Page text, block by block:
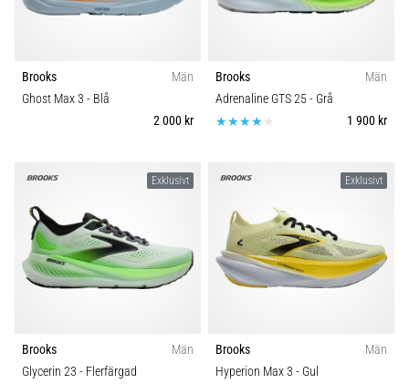
Brooks
Män
Ghost Max 3 - Blå
2 000 kr
Brooks
Män
Adrenaline GTS 25- Grå
1 900 kr
Exklusivt
Brooks
Män
Glycerin 23 - Flerfärgad
Exklusivt
Brooks
Män
Hyperion Max 3 - Gul